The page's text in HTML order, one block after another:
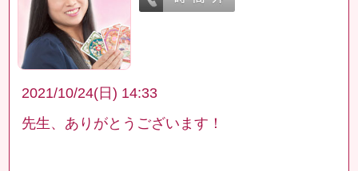
2021/10/24(日) 14:33
先生、ありがとうございます！